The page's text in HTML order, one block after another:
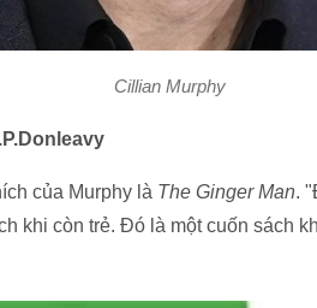
Cillian Murphy
của Murphy là The Ginger Man.
khi còn trẻ. Đó là một cuốn sách